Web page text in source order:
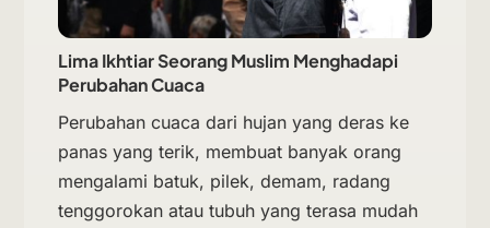
Lima Ikhtiar Seorang Muslim Menghadapi
Perubahan Cuaca
Perubahan cuaca dari hujan yang deras ke
panas yang terik, membuat banyak orang
mengalami batuk, pilek, demam, radang
tenggorokan atau tubuh yang terasa mudah